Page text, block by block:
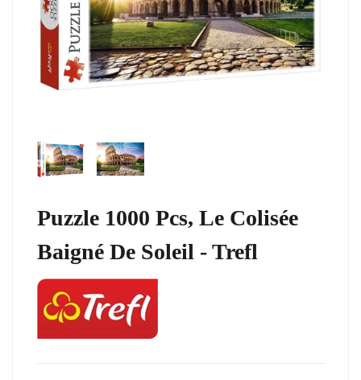
Puzzle 1000 Pcs, Le Colisée
Baigné De Soleil - Trefl